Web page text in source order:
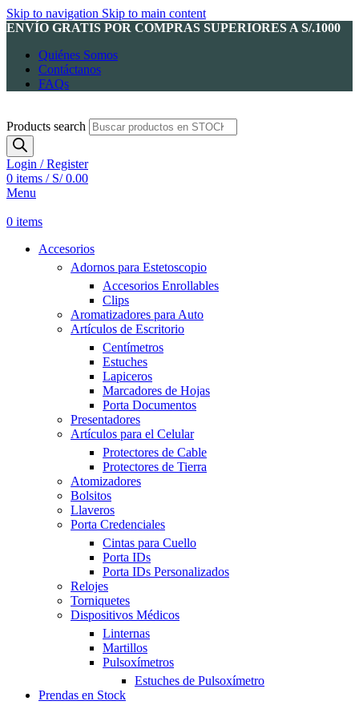
Skip to navigation Skip to main content
ENVÍO GRATIS POR COMPRAS SUPERIORES A S/.1000
Quiénes Somos
Contáctanos
FAQs
Products search
Login / Register
0 items / S/0.00
Menu
0 items
Accesorios
Adornos para Estetoscopio
Accesorios Enrollables
Clips
Aromatizadores para Auto
Artículos de Escritorio
Centímetros
Estuches
Lapiceros
Marcadores de Hojas
Porta Documentos
Presentadores
Artículos para el Celular
Protectores de Cable
Protectores de Tierra
Atomizadores
Bolsitos
Llaveros
Porta Credenciales
Cintas para Cuello
Porta IDs
Porta IDs Personalizados
Relojes
Torniquetes
Dispositivos Médicos
Linternas
Martillos
Pulsoxímetros
Estuches de Pulsoxímetro
Prendas en Stock